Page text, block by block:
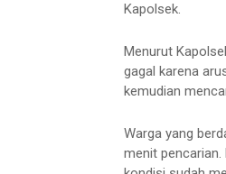
Kapolsek.
Menurut
gagal karena
kemudian
Warga yang
menit